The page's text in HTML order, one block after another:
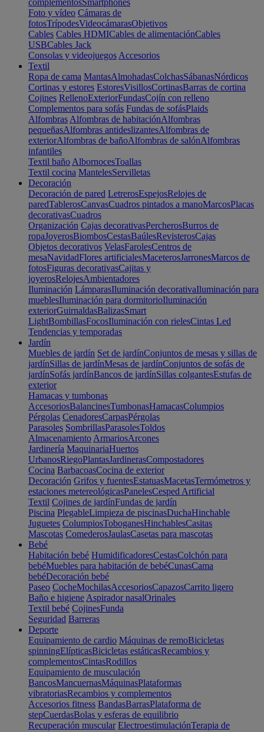
complementosSmartphones
Foto y vídeo Cámaras de
fotosTrípodesVideocámarasObjetivos
Cables Cables HDMICables de alimentaciónCables
USBCables Jack
Consolas y videojuegos Accesorios
Textil
Ropa de cama MantasAlmohadasColchasSábanasNórdicos
Cortinas y estores EstoresVisillosCortinasBarras de cortina
Cojines RellenoExteriorFundasCojín con relleno
Complementos para sofás Fundas de sofásPlaids
Alfombras Alfombras de habitaciónAlfombras
pequeñasAlfombras antideslizantesAlfombras de
exteriorAlfombras de bañoAlfombras de salónAlfombras
infantiles
Textil baño AlbornocesToallas
Textil cocina MantelesServilletas
Decoración
Decoración de pared LetrerosEspejosRelojes de
paredTablerosCanvasCuadros pintados a manoMarcosPlacas
decorativasCuadros
Organización Cajas decorativasPercherosBurros de
ropaJoyerosBiombosCestasBaúlesRevisterosCajas
Objetos decorativos VelasFarolesCentros de
mesaNavidadFlores artificialesMaceterosJarronesMarcos de
fotosFiguras decorativasCajitas y
joyerosRelojesAmbientadores
Iluminación LámparasIluminación decorativaIluminación para
mueblesIluminación para dormitorioIluminación
exteriorGuirnaldasBalizasSmart
LightBombillasFocosIluminación con rielesCintas Led
Tendencias y temporadas
Jardín
Muebles de jardín Set de jardínConjuntos de mesas y sillas de
jardínSillas de jardínMesas de jardínConjuntos de sofás de
jardínSofás jardínBancos de jardínSillas colgantesEstufas de
exterior
Hamacas y tumbonas
AccesoriosBalancinesTumbonasHamacasColumpios
Pérgolas CenadoresCarpasPérgolas
Parasoles SombrillasParasolesToldos
Almacenamiento ArmariosArcones
Jardinería MaquinariaHuertos
UrbanosRiegoPlantasJardinerasCompostadores
Cocina BarbacoasCocina de exterior
Decoración Grifos y fuentesEstatuasMacetasTermómetros y
estaciones metereológicasPanelesCesped Artificial
Textil Cojines de jardínFundas de jardín
Piscina PlegableLimpieza de piscinasDuchaHinchable
Juguetes ColumpiosToboganesHinchablesCasitas
Mascotas ComederosJaulasCasetas para mascotas
Bebé
Habitación bebé HumidificadoresCestasColchón para
bebéMuebles para habitación de bebéCunasCama
bebéDecoración bebé
Paseo CocheMochilasAccesoriosCapazosCarrito ligero
Baño e higiene Aspirador nasalOrinales
Textil bebé CojinesFunda
Seguridad Barreras
Deporte
Equipamiento de cardio Máquinas de remoBicicletas
spinningElípticasBicicletas estáticasRecambios y
complementosCintasRodillos
Equipamiento de musculación
BancosMancuernasMáquinasPlataformas
vibratoriasRecambios y complementos
Accesorios fitness BandasBarrasPlataforma de
stepCuerdasBolas y esferas de equilibrio
Recuperación muscular ElectroestimulaciónTerapia de